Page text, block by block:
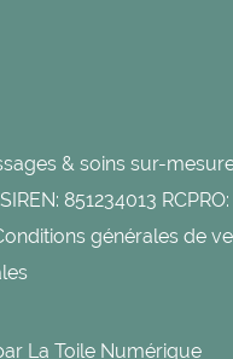
& soins sur-
851234013
générales de
La Toile Numérique